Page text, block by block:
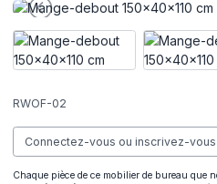
RWOF-02
Connectez-vous ou inscrivez-
Chaque pièce de ce mobilier de bureau que